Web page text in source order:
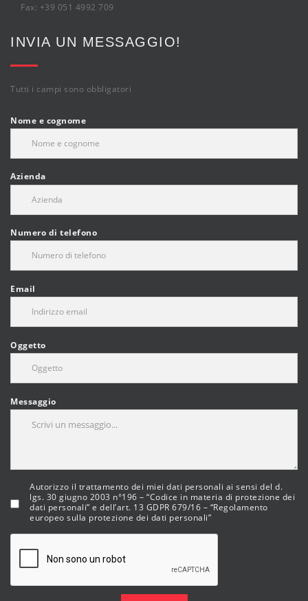
Fax: +39 051 4992 709
INVIA UN MESSAGGIO!
Tutti i campi sono obbligatori
Nome e cognome
Azienda
Numero di telefono
Email
Oggetto
Messaggio
Autorizzo il trattamento dei miei dati personali ai sensi del d.
lgs. 30 giugno 2003 n°196 – “Codice in materia di protezione dei
dati personali” e dell’art. 13 GDPR 679/16 – “Regolamento
europeo sulla protezione dei dati personali”